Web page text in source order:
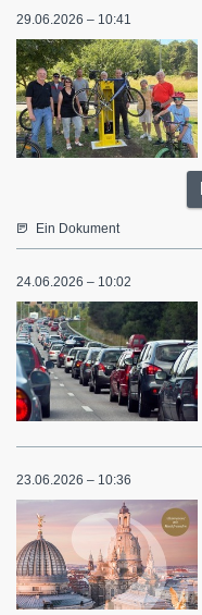
29.06.2026 – 10:41
Ein Dokument
24.06.2026 – 10:02
23.06.2026 – 10:36